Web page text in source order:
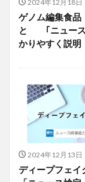
2024年12月18日
ゲノム編集食
と ｢ニュース
かりやすく説明
2024年12月13日
ディープフェ